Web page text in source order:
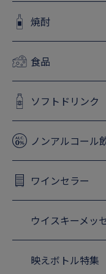
焼酎
食品
ソフトドリンク
ノンアルコール
ワインセラー
ウイスキーメッ
映えボトル特集